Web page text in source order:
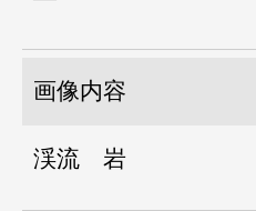
画像内容
渓流 岩